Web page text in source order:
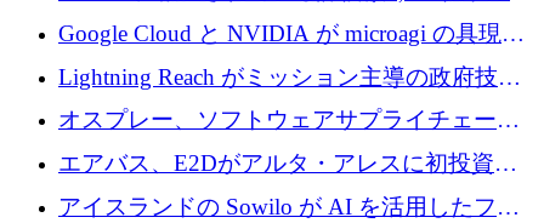
の新たな二次株式売却を確認
Google Cloud と NVIDIA が microagi の具現化
された AI の野望を推進
Lightning Reach がミッション主導の政府技術
グループとしてポートフォリオを拡大し ETG
に買収
オスプレー、ソフトウェアサプライチェーン
攻撃を阻止するために265万ドルを確保
エアバス、E2Dがアルタ・アレスに初投資、
欧州防衛技術ファンドに5億ユーロを拠出
アイスランドの Sowilo が AI を活用したファ